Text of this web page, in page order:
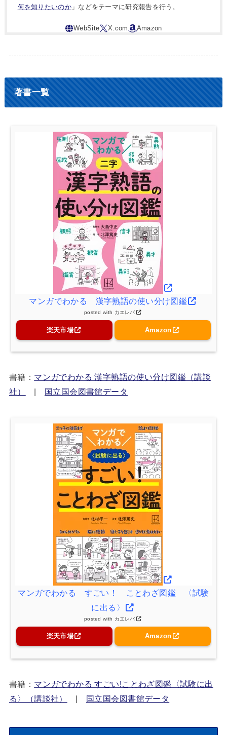
何を知りたいのか」などをテーマに研究報告を行う。
著書一覧
マンガでわかる 漢字熟語の使い分け図鑑
posted with カエレバ
楽天市場 Amazon
書籍： マンガでわかる 漢字熟語の使い分け図鑑（講談
社）
国立国会図書館データ
マンガでわかる すごい！ ことわざ図鑑 〈試験
に出る〉
posted with カエレバ
楽天市場 Amazon
書籍： マンガでわかる すごい!ことわざ図鑑〈試験に出
る〉（講談社）
| 国立国会図書館データ